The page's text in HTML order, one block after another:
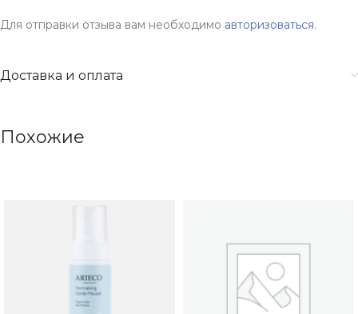
Для отправки отзыва вам необходимо авторизоваться.
Доставка и оплата
Похожие